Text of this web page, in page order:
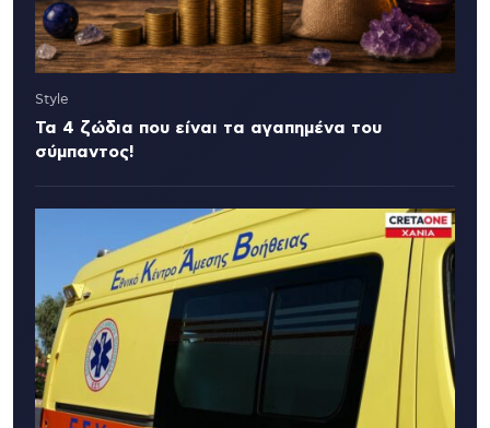
Style
Τα 4 ζώδια που είναι τα αγαπημένα του
σύμπαντος!